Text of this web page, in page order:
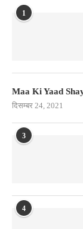
1
Maa Ki Yaad
दिसम्बर 24, 2021
3
4